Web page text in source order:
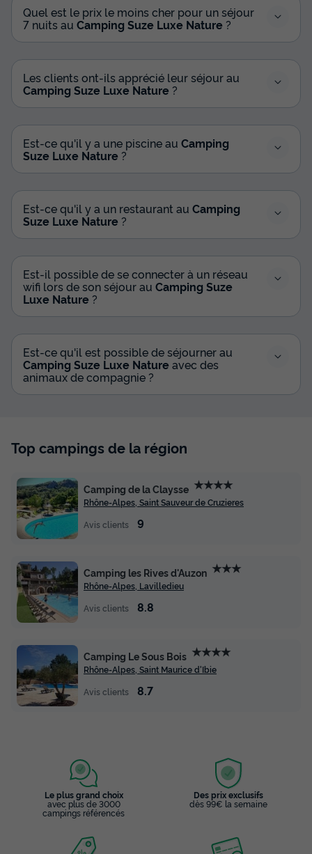
LODGE 4 personnes - Lodge Naturel 30m² + 15m² en
mezzanine - 2 chambres - cuisine - salle d'eau
du19/09/2026au26/09/2026
Meilleur prix pour 7 nuits
Modifier les dates
966 €
Voir les disponibilités
d'eau
Annulation gratuite
Adultes
Chambres
Congélateur
+ 4
LODGE 4 personnes - Lodge Château 32m² - 2 chambres -
Spa - cuisine - salle d'eau
du19/09/2026 au26/09/2026
Modifier les dates
1 036 €
Voir les disponibilités
LODGE 4 personnes - Lodge Ruisseau
28m² - 2 chambres - Spa - cuisine - salle
d'eau
Quel est le prix le moins cher pour un séjour
7 nuits au Camping Suze Luxe Nature ?
Les clients ont-ils apprécié leur séjour au
Camping Suze Luxe Nature ?
Est-ce qu'il y a une piscine au Camping
Suze Luxe Nature ?
Est-ce qu'il y a un restaurant au Camping
Suze Luxe Nature ?
Est-il possible de se connecter à un réseau
wifi lors de son séjour au Camping Suze
Luxe Nature ?
Est-ce qu'il est possible de séjourner au
Camping Suze Luxe Nature avec des
animaux de compagnie ?
Top campings de la région
Camping de la Claysse ★★★★
Rhône-Alpes, Saint Sauveur de Cruzieres
Avis clients
9
Camping les Rives d'Auzon ★★★
Rhône-Alpes, Lavilledieu
Avis clients
8.8
Camping Le Sous Bois ★★★★
Rhône-Alpes, Saint Maurice d'Ibie
Avis clients
8.7
Le plus grand choix
avec plus de 3000
campings référencés
Des prix exclusifs
dès 99€ la semaine